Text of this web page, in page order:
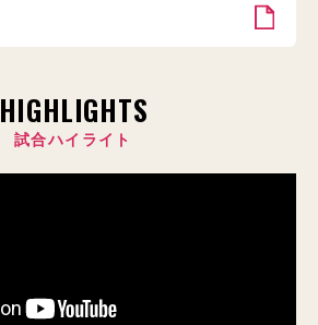
HIGHLIGHTS
試合ハイライト